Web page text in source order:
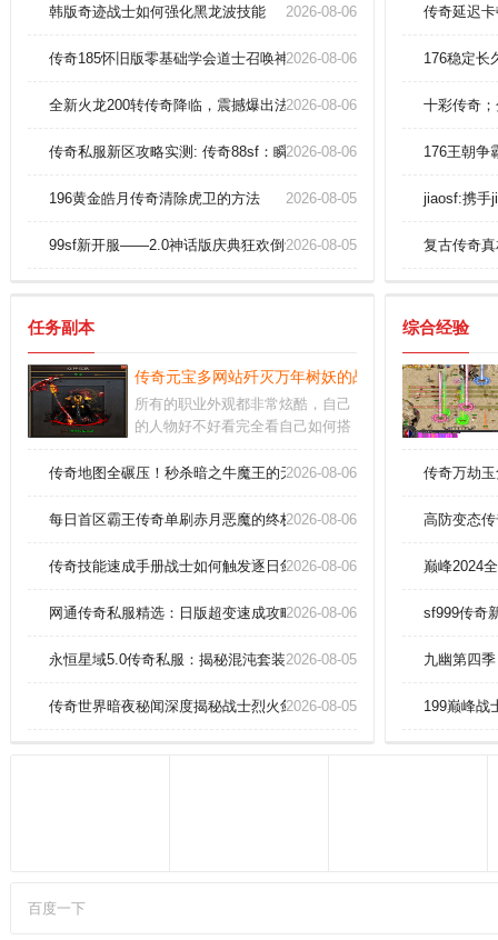
统，感受颠覆性厮杀，炸裂连招感
韩版奇迹战士如何强化黑龙波技能 2026-08-06
传奇185怀旧版零基础学会道士召唤神兽！2026-08-06
全新火龙200转传奇降临，震撼爆出法神手镯！
2026-08-06
传奇私服新区攻略实测: 传奇88sf：瞬间秒拍护身戒指？
2026-08-06
196黄金皓月传奇清除虎卫的方法 2026-08-05
99sf新开服——2.0神话版庆典狂欢倒计时5小时！
2026-08-05
传奇延迟
176稳定长
十彩传奇
176王朝争
jiaosf:携手
复古传奇
任务副本
传奇元宝多网站歼灭万年树妖的战术
所有的职业外观都非常炫酷，自己
的人物好不好看完全看自己如何搭
入了全新的战斗元素，带玩家体验
境仙地等着你来挑战，争夺更多珍
传奇地图全碾压！秒杀暗之牛魔王的无敌策略！
2026-08-06
每日首区霸王传奇单刷赤月恶魔的终极技巧2026-08-06
传奇技能速成手册战士如何触发逐日剑法双倍暴击？
2026-08-06
网通传奇私服精选：日版超变速成攻略之战士烈火剑法精通
2026-08-06
永恒星域5.0传奇私服：揭秘混沌套装的灭世属性！
2026-08-05
传奇世界暗夜秘闻深度揭秘战士烈火剑法终极奥义？
2026-08-05
综合经验
传奇万劫
高防变态
巅峰2024
sf999传奇
九幽第四
199巅峰战
百度一下